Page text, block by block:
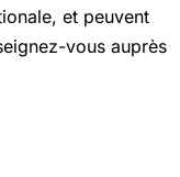
et peuvent
vous auprès